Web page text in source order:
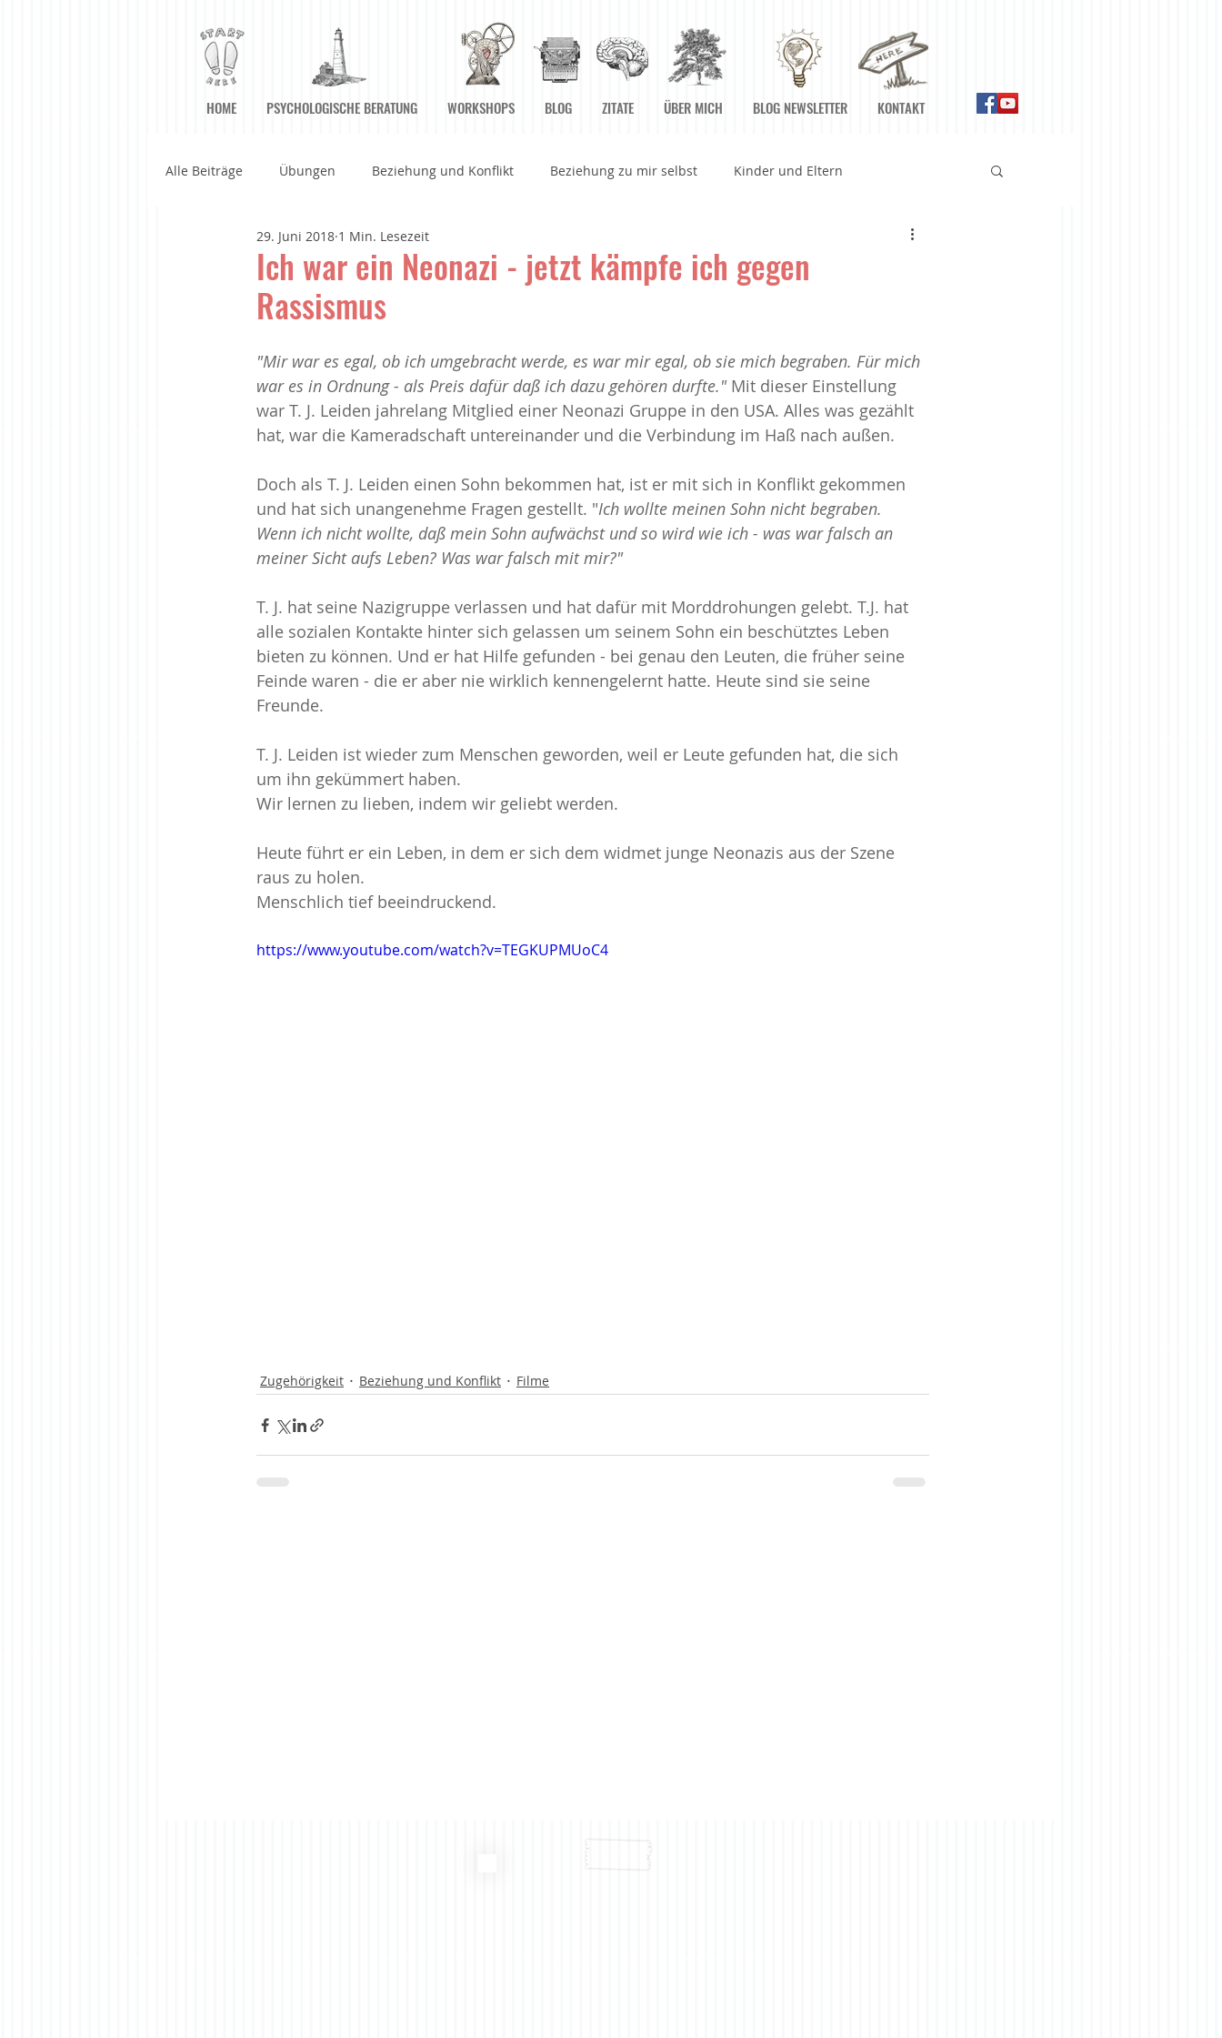
HOME PSYCHOLOGISCHE BERATUNG WORKSHOPS BLOG ZITATE ÜBER MICH BLOG NEWSLETTER KONTAKT
Alle Beiträge Übungen Beziehung und Konflikt Beziehung zu mir selbst Kinder und Eltern
Achtsame Kommunikation Arbeitswelt Ernährung
Geführte Meditationen
Haltung der Achtsamkeit Im Augenblick Sein Körper Medien Meditationen Meditationshilfen
Zur Ruhe kommen
Ich war ein Neonazi - jetzt kämpfe ich gegen
Rassismus
29. Juni 2018 1 Min. Lesezeit
"Mir war es egal, ob ich umgebracht werde, es war mir egal, ob sie mich begraben. Für mich
war es in Ordnung - als Preis dafür daß ich dazu gehören durfte." Mit dieser Einstellung
war T. J. Leiden jahrelang Mitglied einer Neonazi Gruppe in den USA. Alles was gezählt
hat, war die Kameradschaft untereinander und die Verbindung im Haß nach außen.
Doch als T. J. Leiden einen Sohn bekommen hat, ist er mit sich in Konflikt gekommen
und hat sich unangenehme Fragen gestellt. "Ich wollte meinen Sohn nicht begraben.
Wenn ich nicht wollte, daß mein Sohn aufwächst und so wird wie ich - was war falsch an
meiner Sicht aufs Leben? Was war falsch mit mir?"
T. J. hat seine Nazigruppe verlassen und hat dafür mit Morddrohungen gelebt. T.J. hat
alle sozialen Kontakte hinter sich gelassen um seinem Sohn ein beschütztes Leben
bieten zu können. Und er hat Hilfe gefunden - bei genau den Leuten, die früher seine
Feinde waren - die er aber nie wirklich kennengelernt hatte. Heute sind sie seine
Freunde.
T. J. Leiden ist wieder zum Menschen geworden, weil er Leute gefunden hat, die sich
um ihn gekümmert haben.
Wir lernen zu lieben, indem wir geliebt werden.
Heute führt er ein Leben, in dem er sich dem widmet junge Neonazis aus der Szene
raus zu holen.
Menschlich tief beeindruckend.
https://www.youtube.com/watch?v=TEGKUPMUoC4
Zugehörigkeit Beziehung und Konflikt Filme